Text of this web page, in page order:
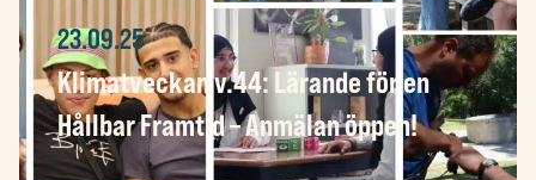
23.09.25
Klimatveckan v.44: Lärande för en
Hållbar Framtid – Anmälan öppen!